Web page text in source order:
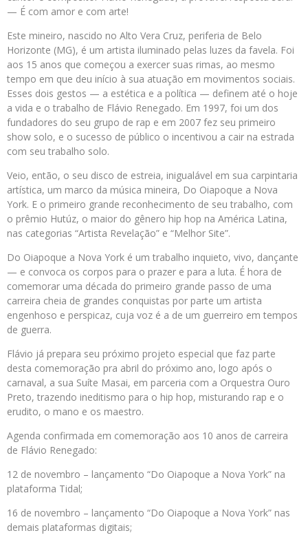
— É com amor e com arte!
Este mineiro, nascido no Alto Vera Cruz, periferia de Belo
Horizonte (MG), é um artista iluminado pelas luzes da favela. Foi
aos 15 anos que começou a exercer suas rimas, ao mesmo
tempo em que deu início à sua atuação em movimentos sociais.
Esses dois gestos — a estética e a política — definem até o hoje
a vida e o trabalho de Flávio Renegado. Em 1997, foi um dos
fundadores do seu grupo de rap e em 2007 fez seu primeiro
show solo, e o sucesso de público o incentivou a cair na estrada
com seu trabalho solo.
Veio, então, o seu disco de estreia, inigualável em sua carpintaria
artística, um marco da música mineira, Do Oiapoque a Nova
York. E o primeiro grande reconhecimento de seu trabalho, com
o prêmio Hutúz, o maior do gênero hip hop na América Latina,
nas categorias “Artista Revelação” e “Melhor Site”.
Do Oiapoque a Nova York é um trabalho inquieto, vivo, dançante
— e convoca os corpos para o prazer e para a luta. É hora de
comemorar uma década do primeiro grande passo de uma
carreira cheia de grandes conquistas por parte um artista
engenhoso e perspicaz, cuja voz é a de um guerreiro em tempos
de guerra.
Flávio já prepara seu próximo projeto especial que faz parte
desta comemoração pra abril do próximo ano, logo após o
carnaval, a sua Suíte Masai, em parceria com a Orquestra Ouro
Preto, trazendo ineditismo para o hip hop, misturando rap e o
erudito, o mano e os maestro.
Agenda confirmada em comemoração aos 10 anos de carreira
de Flávio Renegado:
12 de novembro – lançamento “Do Oiapoque a Nova York” na
plataforma Tidal;
16 de novembro – lançamento “Do Oiapoque a Nova York” nas
demais plataformas digitais;